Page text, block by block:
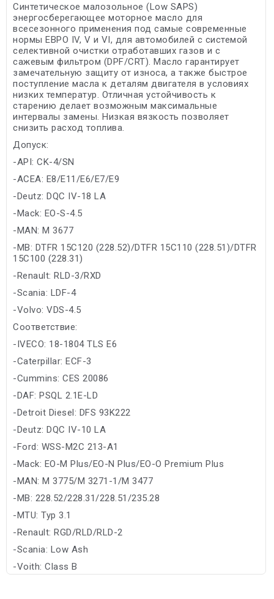
Синтетическое малозольное (Low SAPS)
энергосберегающее моторное масло для
всесезонного применения под самые современные
нормы ЕВРО IV, V и VI, для автомобилей с системой
селективной очистки отработавших газов и с
сажевым фильтром (DPF/CRT). Масло гарантирует
замечательную защиту от износа, а также быстрое
поступление масла к деталям двигателя в условиях
низких температур. Отличная устойчивость к
старению делает возможным максимальные
интервалы замены. Низкая вязкость позволяет
снизить расход топлива.
Допуск:
-API: CK-4/SN
-ACEA: E8/E11/E6/E7/E9
-Deutz: DQC IV-18 LA
-Mack: EO-S-4.5
-MAN: M 3677
-MB: DTFR 15C120 (228.52)/DTFR 15C110 (228.51)/DTFR
15C100 (228.31)
-Renault: RLD-3/RXD
-Scania: LDF-4
-Volvo: VDS-4.5
Соответствие:
-IVECO: 18-1804 TLS E6
-Caterpillar: ECF-3
-Cummins: CES 20086
-DAF: PSQL 2.1E-LD
-Detroit Diesel: DFS 93K222
-Deutz: DQC IV-10 LA
-Ford: WSS-M2C 213-A1
-Mack: EO-M Plus/EO-N Plus/EO-O Premium Plus
-MAN: M 3775/M 3271-1/M 3477
-MB: 228.52/228.31/228.51/235.28
-MTU: Typ 3.1
-Renault: RGD/RLD/RLD-2
-Scania: Low Ash
-Voith: Class B